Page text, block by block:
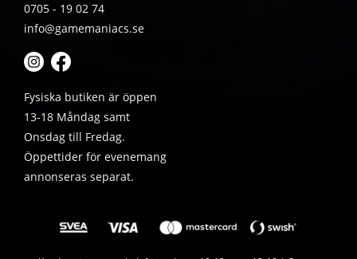
0705 - 19 02 74
info@gamemaniacs.se
Fysiska butiken är öppen
13-18 Måndag samt
Onsdag till Fredag.
Öppettider för evenemang
annonseras separat.